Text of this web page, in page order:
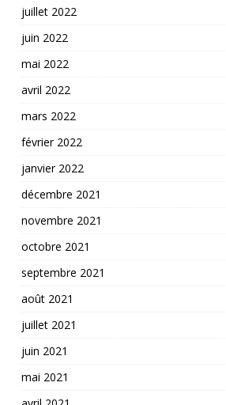
juillet 2022
juin 2022
mai 2022
avril 2022
mars 2022
février 2022
janvier 2022
décembre 2021
novembre 2021
octobre 2021
septembre 2021
août 2021
juillet 2021
juin 2021
mai 2021